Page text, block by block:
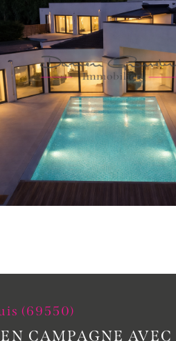
(69550)
CAMPAGNE AVEC